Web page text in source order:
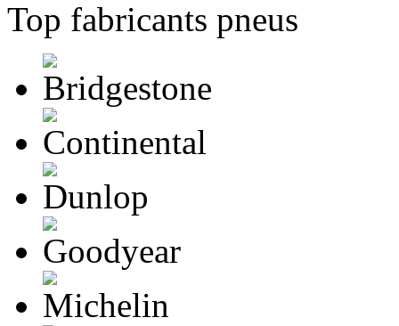
Top fabricants pneus